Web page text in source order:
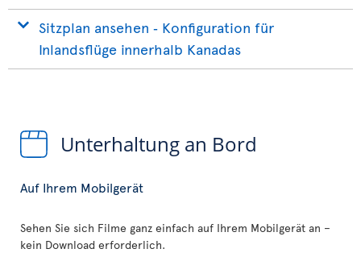
Sitzplan ansehen ‐ Konfiguration für
Inlandsflüge innerhalb Kanadas
Unterhaltung an Bord
Auf Ihrem Mobilgerät
Sehen Sie sich Filme ganz einfach auf Ihrem Mobilgerät an –
kein Download erforderlich.